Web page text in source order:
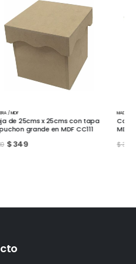
MADERA / MDF
Cajón de 20cms x 30cms sin asa
MDF CC265
$390